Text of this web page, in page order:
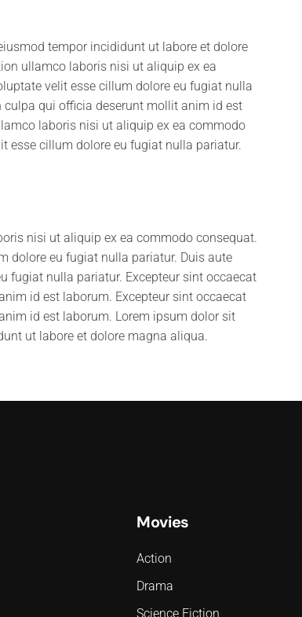
tempor incididunt ut labore et dolore
ullamco laboris nisi ut aliquip ex ea
velit esse cillum dolore eu fugiat nulla
qui officia deserunt mollit anim id est
laboris nisi ut aliquip ex ea commodo
esse cillum dolore eu fugiat nulla pariatur.
nisi ut aliquip ex ea commodo consequat.
dolore eu fugiat nulla pariatur. Duis aute
fugiat nulla pariatur. Excepteur sint occaecat
id est laborum. Excepteur sint occaecat
id est laborum. Lorem ipsum dolor sit
ut labore et dolore magna aliqua.
Movies
Action
Drama
Science Fiction